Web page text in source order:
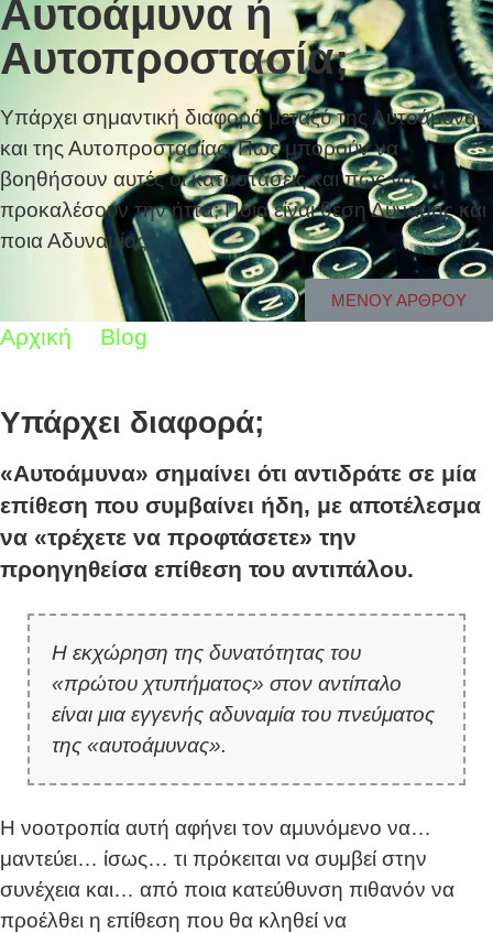
Αυτοάμυνα ή
Αυτοπροστασία;
Υπάρχει σημαντική διαφορά μεταξύ της Αυτοάμυνας
και της Αυτοπροστασίας; Πως μπορούν να
βοηθήσουν αυτές οι καταστάσεις και πώς να
προκαλέσουν την ήττα; Ποια είναι θέση Δύναμης και
ποια Αδυναμίας;
ΜΕΝΟΥ ΑΡΘΡΟΥ
Αρχική Blog
Υπάρχει διαφορά;
«Αυτοάμυνα» σημαίνει ότι αντιδράτε σε μία
επίθεση που συμβαίνει ήδη, με αποτέλεσμα
να «τρέχετε να προφτάσετε» την
προηγηθείσα επίθεση του αντιπάλου.
Η εκχώρηση της δυνατότητας του
«πρώτου χτυπήματος» στον αντίπαλο
είναι μια εγγενής αδυναμία του πνεύματος
της «αυτοάμυνας».
Η νοοτροπία αυτή αφήνει τον αμυνόμενο να…
μαντεύει… ίσως… τι πρόκειται να συμβεί στην
συνέχεια και… από ποια κατεύθυνση πιθανόν να
προέλθει η επίθεση που θα κληθεί να